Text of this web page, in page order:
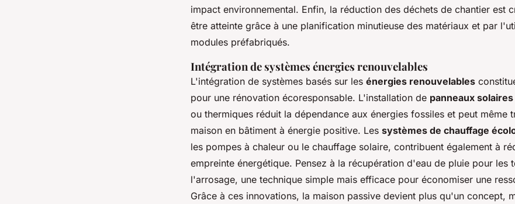
impact environnemental. Enfin, la réduction des déchets de chantier est
être atteinte grâce à une planification minutieuse des matériaux et par
modules préfabriqués.
Intégration de systèmes énergies renouvelables
L'intégration de systèmes basés sur les énergies renouvelables
pour une rénovation écoresponsable. L'installation de panneaux solaires
ou thermiques réduit la dépendance aux énergies fossiles et peut même
maison en bâtiment à énergie positive. Les systèmes de chauffage
les pompes à chaleur ou le chauffage solaire, contribuent également à
empreinte énergétique. Pensez à la récupération d'eau de pluie pour les
l'arrosage, une technique simple mais efficace pour économiser une
Grâce à ces innovations, la maison passive devient plus qu'un concept,